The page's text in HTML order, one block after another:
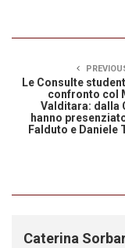
Le Consulte
confronto col
Valditara: dalla
hanno
Falduto e Daniele
Caterina